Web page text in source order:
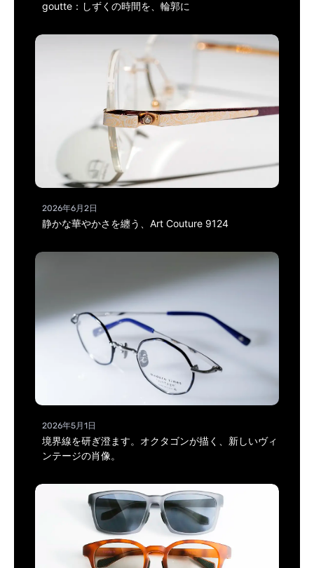
goutte：しずくの時間を、輪郭に
2026年6月2日
静かな華やかさを纏う、Art Couture 9124
2026年5月1日
境界線を研ぎ澄ます。オクタゴンが描く、新しいヴィ
ンテージの肖像。